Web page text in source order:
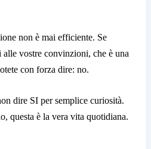
non è mai efficiente. Se
vostre convinzioni, che è una
con forza dire: no.
dire SI per semplice curiosità.
questa è la vera vita quotidiana.